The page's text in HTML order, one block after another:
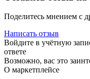
Поделитесь мнением с
Написать отзыв
Войдите в учётную
ответе
Возможно, вас это
О маркетплейсе